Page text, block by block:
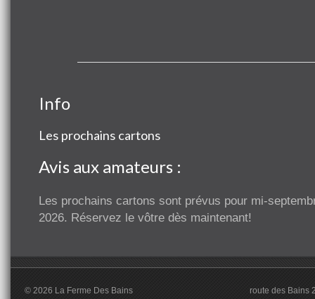
Info
Les prochains cartons
Avis aux amateurs :
Les prochains cartons sont prévus pour mi-
2026. Réservez le vôtre dès maintenant!
© 2026 La Ferme Des Bains
route des Bains